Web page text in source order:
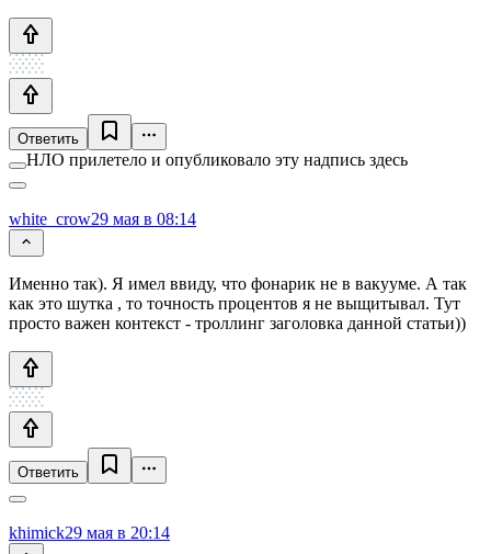
Ответить
НЛО прилетело и опубликовало эту надпись здесь
white_crow29 мая в 08:14
Именно так). Я имел ввиду, что фонарик не в вакууме. А так
как это шутка , то точность процентов я не выщитывал. Тут
просто важен контекст - троллинг заголовка данной статьи))
Ответить
khimick29 мая в 20:14